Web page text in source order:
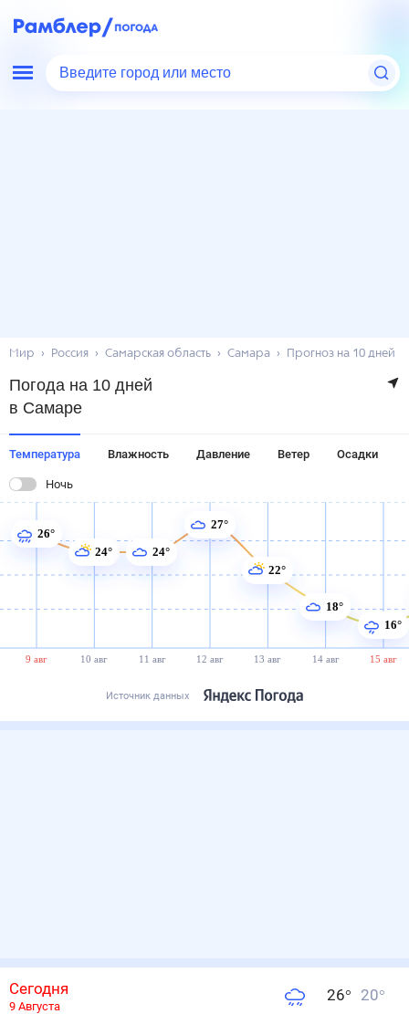
Введите город или место
Мир Россия Самарская область Самара Прогноз на 10 дней
Погода на 10 дней
в Самаре
Температура Влажность Давление Ветер Осадки
Ночь
9 авг 10 авг 11 авг 12 авг 13 авг 14 авг 15 авг
26°
24°
24°
27°
22°
18°
16°
Источник данных
Сегодня
9 Августа
26° 20°